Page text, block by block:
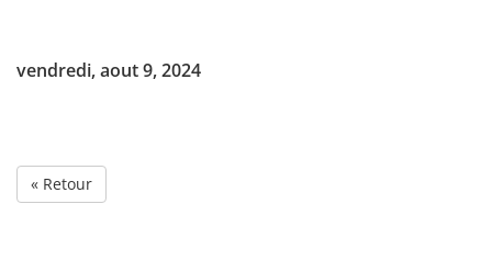
vendredi, aout 9, 2024
« Retour